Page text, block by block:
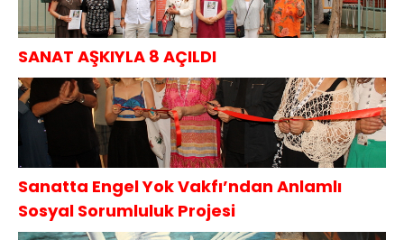
SANAT AŞKIYLA 8 AÇILDI
Sanatta Engel Yok Vakfı’ndan Anlamlı
Sosyal Sorumluluk Projesi